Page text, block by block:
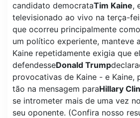
candidato democrataTim Kaine,
televisionado ao vivo na terça-
que ocorreu principalmente
um político experiente, manteve
Kaine repetidamente exigia que
defendesseDonald Trump
provocativas de Kaine - e Kaine,
tão na mensagem paraHillary
se intrometer mais de uma vez
seu oponente. (Confira nosso